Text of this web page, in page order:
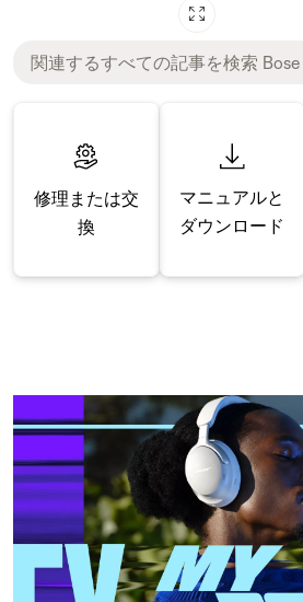
修理または交
換
マニュアルと
ダウンロード